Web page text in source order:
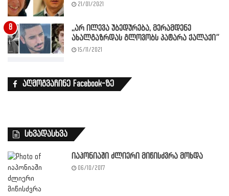
21/01/2021
,,არ ილევა უბედურება, მერამდენე
ახალგაზრდას გლოვობს პატარა ქალაქი”
15/11/2021
აღმოგვაჩინე Facebook-ზე
სხვადასხვა
იაპონიაში ძლიერი მიწისძვრა მოხდა
06/10/2017